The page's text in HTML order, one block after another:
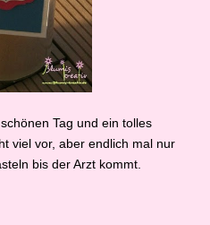
Tag und ein tolles
viel vor, aber endlich mal nur
bis der Arzt kommt.